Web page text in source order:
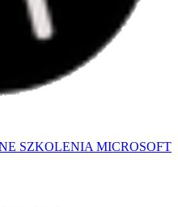
SZKOLENIA MICROSOFT